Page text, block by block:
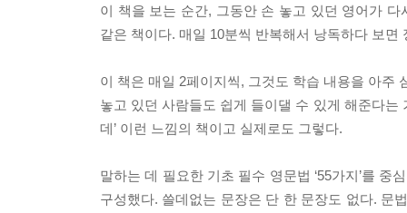
이 책을 보는 순간, 그동안 손 놓고 있던 영어가
같은 책이다. 매일 10분씩 반복해서 낭독하다 보
이 책은 매일 2페이지씩, 그것도 학습 내용을 아주
놓고 있던 사람들도 쉽게 들이댈 수 있게 해준다는
데’ 이런 느낌의 책이고 실제로도 그렇다.
말하는 데 필요한 기초 필수 영문법 ‘55가지’를
구성했다. 쓸데없는 문장은 단 한 문장도 없다. 문